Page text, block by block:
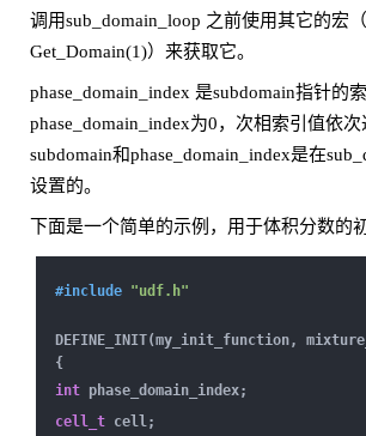
调用sub_domain_loop 之前使用其它的宏
Get_Domain(1)）来获取它。
phase_domain_index 是subdomain指针的
phase_domain_index为0，次相索引值依次
subdomain和phase_domain_index是在
设置的。
下面是一个简单的示例，用于体积分数的
#include "udf.h"
DEFINE_INIT(my_init_function,
{
int phase_domain_index;
cell_t cell;